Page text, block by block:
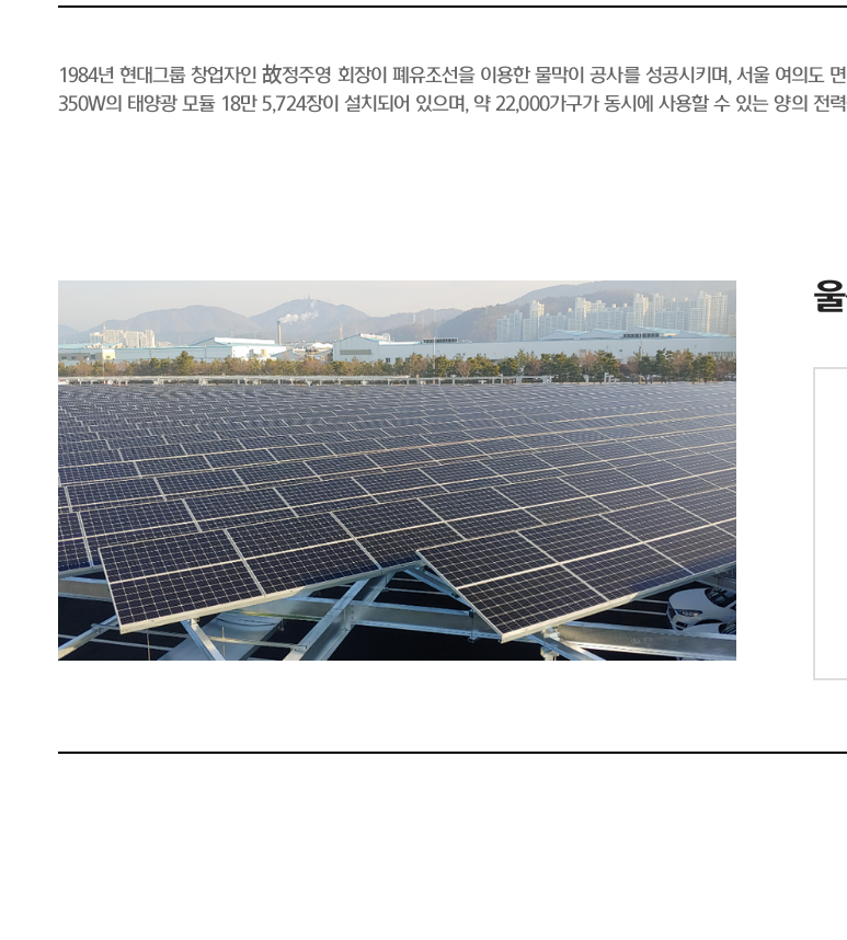
1984년 현대그룹 창업자인 故정주영 회장이 폐유조선을 이용한 물막이 공사를 성공시키며, 서울 여의도
350W의 태양광 모듈 18만 5,724장이 설치되어 있으며, 약 22,000가구가 동시에 사용할 수 있는 양의 전